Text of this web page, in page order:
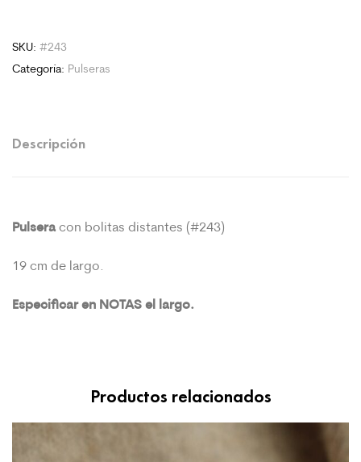
SKU: #243
Categoría: Pulseras
Descripción
Pulsera con bolitas distantes (#243)
19 cm de largo.
Especificar en NOTAS el largo.
Productos relacionados